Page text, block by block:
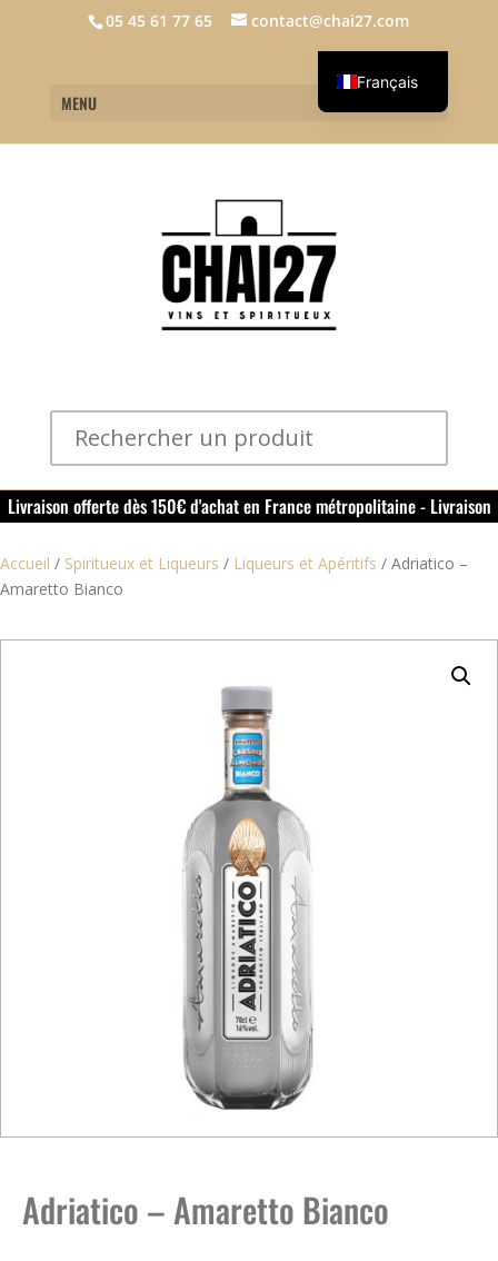
05 45 61 77 65 contact@chai27.com
MENU
Livraison offerte dès 150€ d'achat en France métropolitaine - Livraison
offerte dans le rouillacais (16) dès 50€ d'achat
Accueil / Spiritueux et Liqueurs / Liqueurs et Apéritifs / Adriatico –
Amaretto Bianco
Adriatico – Amaretto Bianco
Français
English